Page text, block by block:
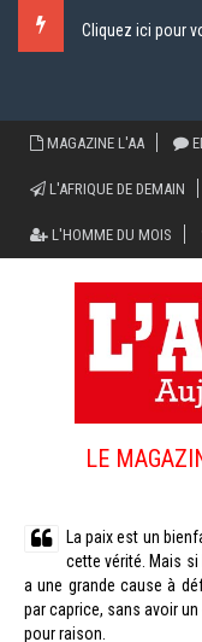
Cliquez ici pour
MAGAZINE L'AA
L'AFRIQUE DE DEMAIN
L'HOMME DU MOIS
LE
La paix est un
cette vérité. Mais
a une grande cause à
par caprice, sans avoir
pour raison.